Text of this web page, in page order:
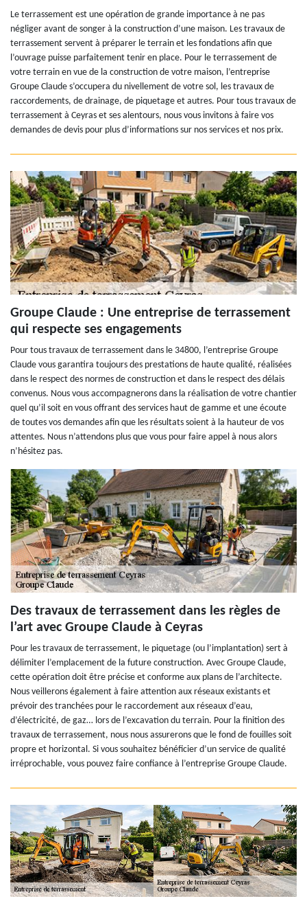
Le terrassement est une opération de grande importance à ne pas
négliger avant de songer à la construction d’une maison. Les travaux de
terrassement servent à préparer le terrain et les fondations afin que
l’ouvrage puisse parfaitement tenir en place. Pour le terrassement de
votre terrain en vue de la construction de votre maison, l’entreprise
Groupe Claude s’occupera du nivellement de votre sol, les travaux de
raccordements, de drainage, de piquetage et autres. Pour tous travaux de
terrassement à Ceyras et ses alentours, nous vous invitons à faire vos
demandes de devis pour plus d’informations sur nos services et nos prix.
Groupe Claude : Une entreprise de terrassement
qui respecte ses engagements
Pour tous travaux de terrassement dans le 34800, l’entreprise Groupe
Claude vous garantira toujours des prestations de haute qualité, réalisées
dans le respect des normes de construction et dans le respect des délais
convenus. Nous vous accompagnerons dans la réalisation de votre chantier
quel qu’il soit en vous offrant des services haut de gamme et une écoute
de toutes vos demandes afin que les résultats soient à la hauteur de vos
attentes. Nous n’attendons plus que vous pour faire appel à nous alors
n’hésitez pas.
Des travaux de terrassement dans les règles de
l’art avec Groupe Claude à Ceyras
Pour les travaux de terrassement, le piquetage (ou l’implantation) sert à
délimiter l’emplacement de la future construction. Avec Groupe Claude,
cette opération doit être précise et conforme aux plans de l’architecte.
Nous veillerons également à faire attention aux réseaux existants et
prévoir des tranchées pour le raccordement aux réseaux d’eau,
d’électricité, de gaz… lors de l’excavation du terrain. Pour la finition des
travaux de terrassement, nous nous assurerons que le fond de fouilles soit
propre et horizontal. Si vous souhaitez bénéficier d’un service de qualité
irréprochable, vous pouvez faire confiance à l’entreprise Groupe Claude.